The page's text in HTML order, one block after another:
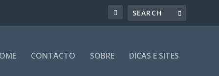
CONTACTO SOBRE DICAS E SITES